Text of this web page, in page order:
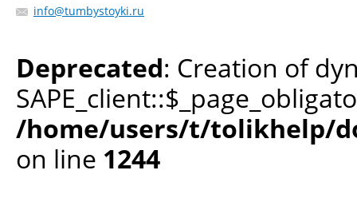
info@tumbystoyki.ru
Deprecated: Creation of
/home/users/t/tolikhelp/
on line 1244